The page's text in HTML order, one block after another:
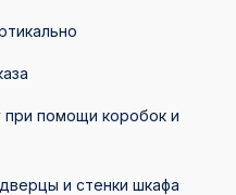
при помощи коробок и
и стенки шкафа